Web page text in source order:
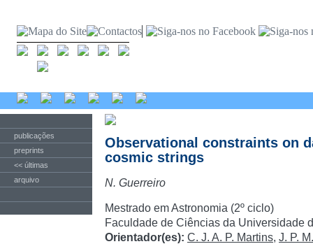
publicações
preprints
<< últimas
arquivo
Observational constraints on
cosmic strings
N. Guerreiro
Mestrado em Astronomia (2º ciclo)
Faculdade de Ciências da Universidade
Orientador(es): C. J. A. P. Martins, J. P.